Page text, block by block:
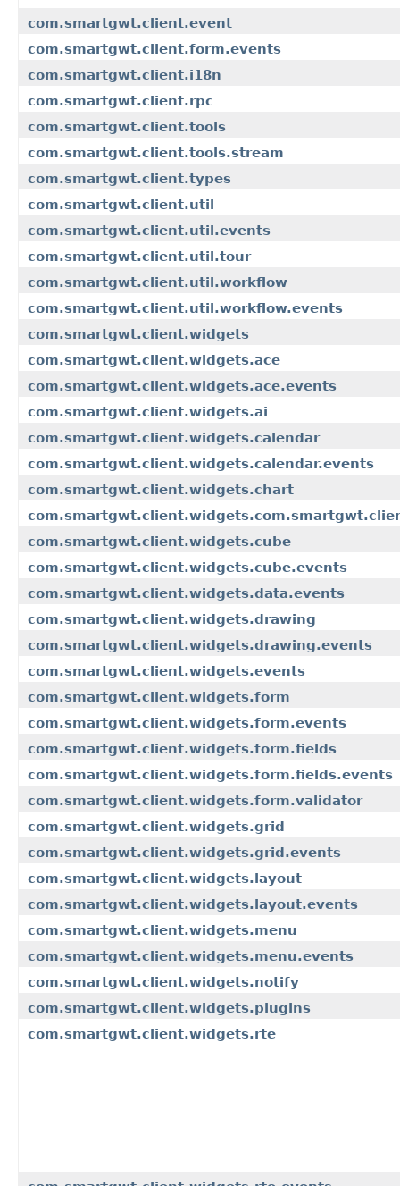
com.smartgwt.client.event
com.smartgwt.client.form.events
com.smartgwt.client.i18n
com.smartgwt.client.rpc
com.smartgwt.client.tools
com.smartgwt.client.tools.stream
com.smartgwt.client.types
com.smartgwt.client.util
com.smartgwt.client.util.events
com.smartgwt.client.util.tour
com.smartgwt.client.util.workflow
com.smartgwt.client.util.workflow.events
com.smartgwt.client.widgets
com.smartgwt.client.widgets.ace
com.smartgwt.client.widgets.ace.events
com.smartgwt.client.widgets.ai
com.smartgwt.client.widgets.calendar
com.smartgwt.client.widgets.calendar.events
com.smartgwt.client.widgets.chart
com.smartgwt.client.widgets.cube
com.smartgwt.client.widgets.cube.events
com.smartgwt.client.widgets.data.events
com.smartgwt.client.widgets.drawing
com.smartgwt.client.widgets.drawing.events
com.smartgwt.client.widgets.events
com.smartgwt.client.widgets.form
com.smartgwt.client.widgets.form.events
com.smartgwt.client.widgets.form.fields
com.smartgwt.client.widgets.form.fields.events
com.smartgwt.client.widgets.form.validator
com.smartgwt.client.widgets.grid
com.smartgwt.client.widgets.grid.events
com.smartgwt.client.widgets.layout
com.smartgwt.client.widgets.layout.events
com.smartgwt.client.widgets.menu
com.smartgwt.client.widgets.menu.events
com.smartgwt.client.widgets.notify
com.smartgwt.client.widgets.plugins
com.smartgwt.client.widgets.rte